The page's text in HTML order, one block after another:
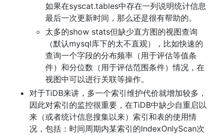
如果在syscat.tables中存在一列说明统计信息
最后一次更新时间，那么还是很有帮助的。
太多的show stats但缺少直方图的视图查询
（默认mysql库下的太不直观），比如快速的
查询一个字段的分布频率（用于评估等值条
件）和分位数（用于评估范围条件）情况，在
视图中可以进行关联等操作。
对于TiDB来讲，多一个索引维护代价就增加较多，
因此对索引的监控很重要，在TiDB中缺少自重启以
来（或者统计信息搜集以来）索引和表的使用情
况，包括：时间周期内某索引的IndexOnlyScan次